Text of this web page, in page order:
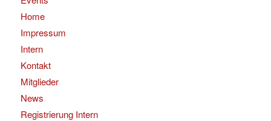
Home
Impressum
Intern
Kontakt
Mitglieder
News
Registrierung Intern